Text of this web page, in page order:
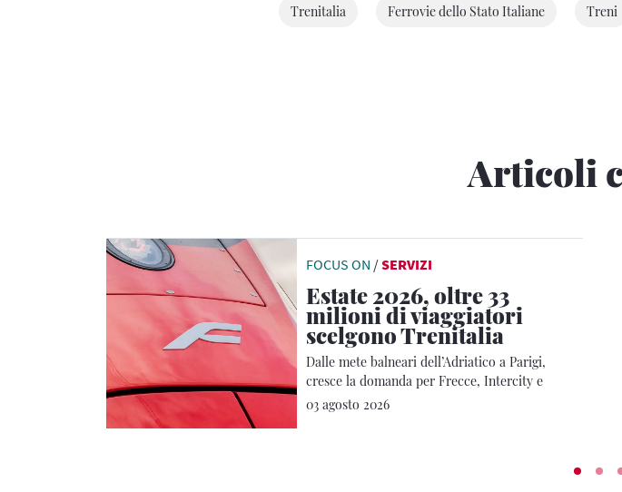
Trenitalia Ferrovie dello Stato Italiane Treni
Articoli
FOCUS ON /SERVIZI
Estate 2026, oltre 33
milioni di viaggiatori
scelgono Trenitalia
Dalle mete balneari dell’Adriatico a Parigi,
cresce la domanda per Frecce, Intercity e
Regionale
03 agosto 2026